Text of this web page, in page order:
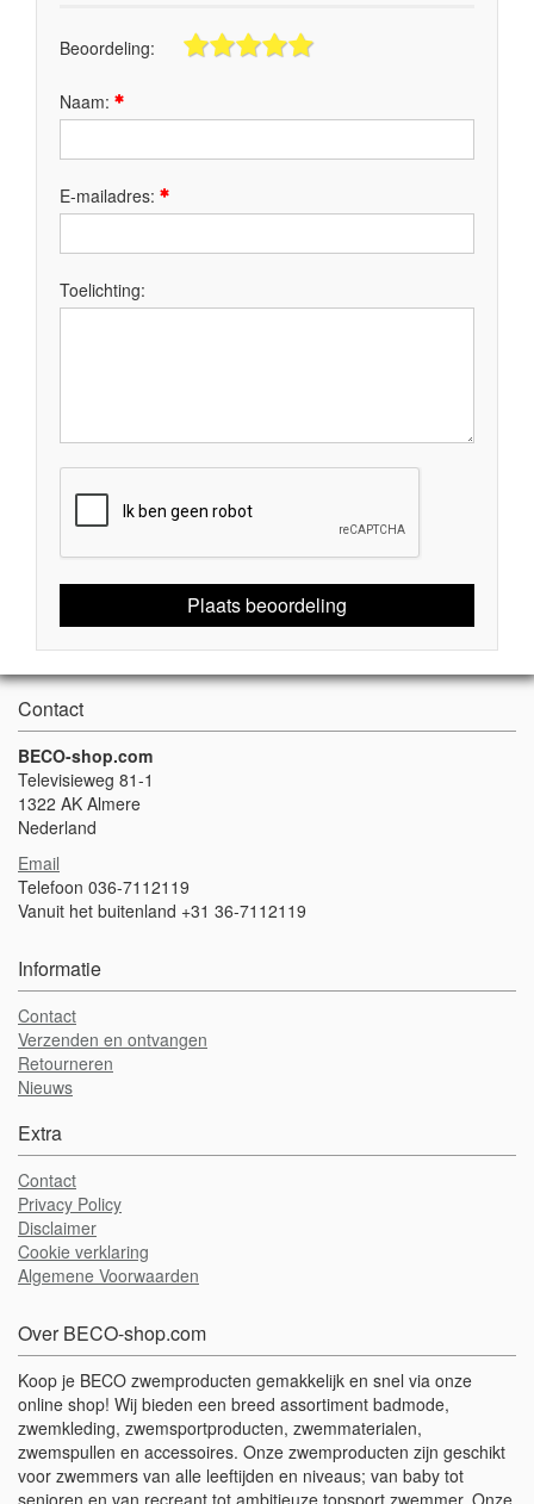
Beoordeling:
Naam:
E-mailadres:
Toelichting:
Plaats beoordeling
Contact
BECO-shop.com
Televisieweg 81-1
1322 AK Almere
Nederland
Email
Telefoon 036-7112119
Vanuit het buitenland +31 36-7112119
Informatie
Contact
Verzenden en ontvangen
Retourneren
Nieuws
Extra
Contact
Privacy Policy
Disclaimer
Cookie verklaring
Algemene Voorwaarden
Over BECO-shop.com
Koop je BECO zwemproducten gemakkelijk en snel via onze
online shop! Wij bieden een breed assortiment badmode,
zwemkleding, zwemsportproducten, zwemmaterialen,
zwemspullen en accessoires. Onze zwemproducten zijn geschikt
voor zwemmers van alle leeftijden en niveaus; van baby tot
senioren en van recreant tot ambitieuze topsport zwemmer. Onze